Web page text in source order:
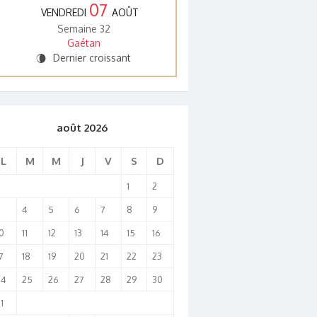
VENDREDI 07 AOÛT
Semaine 32
Gaétan
V Dernier croissant
août 2026
L M M J V S D
1 2
4 5 6 7 8 9
11 12 13 14 15 16
18 19 20 21 22 23
25 26 27 28 29 30